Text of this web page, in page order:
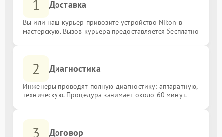
1 Доставка
Вы или наш курьер привозите устройство Nikon в
мастерскую. Вызов курьера предоставляется бесплатно
2 Диагностика
Инженеры проводят полную диагностику: аппаратную,
техническую. Процедура занимает около 60 минут.
3 Договор